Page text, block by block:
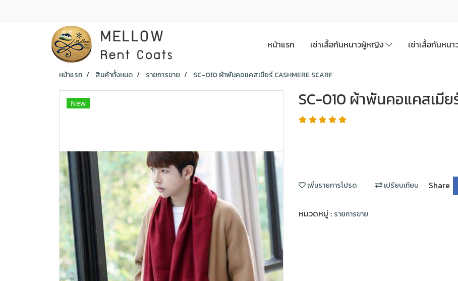
หน้าแรก เช่าเสื้อกันหนาวผู้หญิง เช่าเสื้อกันหน
หน้าแรก สินค้าทั้งหมด รายการขาย SC-010 ผ้าพันคอแคสเมียร์ CASHMERE SCARF
New SC-010 ผ้าพันคอแคสเมีย
เพิ่มรายการโปรด เปรียบเทียบ Share
หมวดหมู่ : รายการขาย